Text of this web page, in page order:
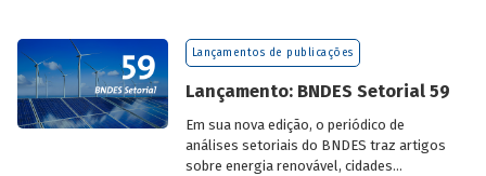
Lançamentos de publicações
Lançamento: BNDES Setorial 59
Em sua nova edição, o periódico de
análises setoriais do BNDES traz artigos
sobre energia renovável, cidades